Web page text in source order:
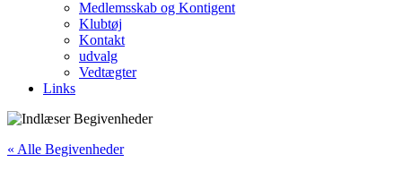
Medlemsskab og Kontigent
Klubtøj
Kontakt
udvalg
Vedtægter
Links
« Alle Begivenheder